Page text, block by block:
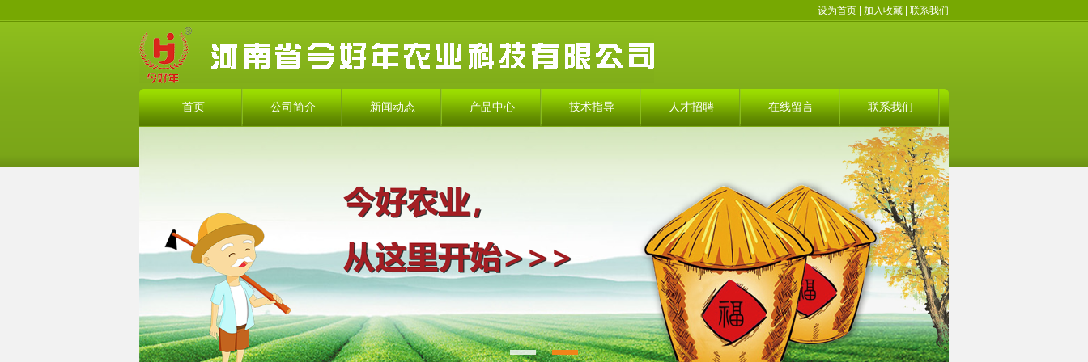
设为首页 加入收藏 联系我们
首页 公司简介 新闻动态 产品中心 技术指导 人才招聘 在线留言 联系我们